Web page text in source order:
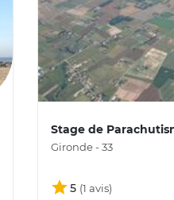
Stage de
Gironde - 33
5